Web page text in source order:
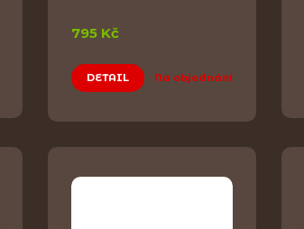
795 Kč
DETAIL Na objednání